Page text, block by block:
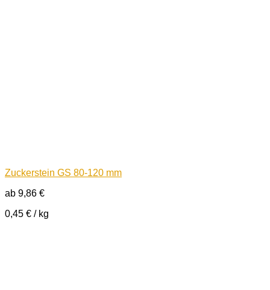
Zuckerstein GS 80-120 mm
ab 9,86 €
0,45 € / kg